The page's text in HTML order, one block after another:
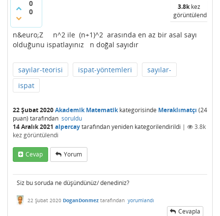
0
0
3.8kkez
görüntülendi
n&euro;Z n^2 ile (n+1)^2 arasında en az bir asal sayı
olduğunu ispatlayınız n doğal sayıdır
sayılar-teorisi ispat-yöntemleri
sayılar-
ispat
22 Şubat 2020Akademik Matematikkategorisinde Meraklımatçı (24
puan) tarafından soruldu
14 Aralık 2021 alpercaytarafındanyeniden kategorilendirildi |
3.8k
kez görüntülendi
Cevap Yorum
Siz bu soruda ne düşündünüz/ denediniz?
22 Şubat 2020 DoganDonmez tarafından yorumlandı
Cevapla